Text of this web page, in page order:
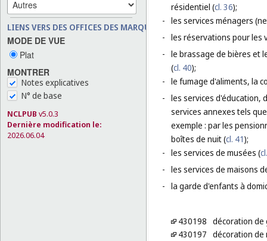
LIENS VERS DES OFFICES DES MARQUES
MODE DE VUE
Plat
MONTRER
Notes explicatives
N° de base
NCLPUB v5.0.3
Dernière modification le:
2026.06.04
résidentiel (cl. 36);
- les services ménagers
- les réservations pour les
- le brassage de bières et
(cl. 40);
- le fumage d'aliments, la
- les services d'éducation,
services annexes tels
exemple : par les
boîtes de nuit (cl. 41);
- les services de musées (
- les services de maisons
- la garde d'enfants à
430198 décoration de
430197 décoration de